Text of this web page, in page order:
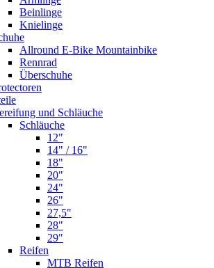
Beinlinge
Knielinge
Allround E-Bike Mountainbike
Rennrad
Überschuhe
und Schläuche
Schläuche
12"
14" / 16"
18"
20"
24"
26"
27,5"
28"
29"
Reifen
MTB Reifen